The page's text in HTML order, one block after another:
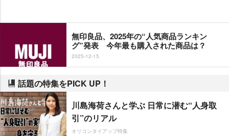
無印良品、2025年の“人気商品ランキン
グ”発表 今年最も購入された商品は？
2025-12-15
話題の特集をPICK UP！
川島海荷さんと学ぶ 日常に潜む“人身取
引”のリアル
オリコンタイアップ特集